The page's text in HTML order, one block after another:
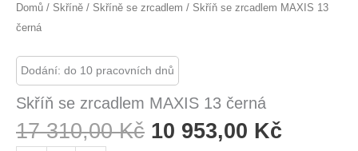
Domů / Skříně / Skříně se zrcadlem / Skříň se zrcadlem MAXIS 13
černá
Dodání: do 10 pracovních dnů
Skříň se zrcadlem MAXIS 13 černá
17 310,00Kč Původní
10 953,00 Kč